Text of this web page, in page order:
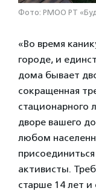
Фото: РМОО РТ
«Во время
городе, и
дома бывает
сокращенная
стационарного
дворе вашего
любом
активисты.
старше 14 лет